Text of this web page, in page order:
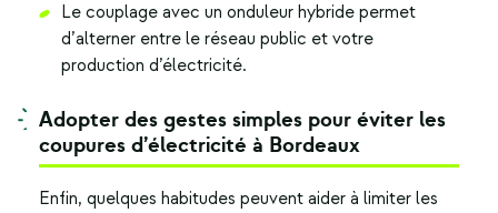
Le couplage avec un onduleur hybride permet
d’alterner entre le réseau public et votre
production d’électricité.
Adopter des gestes simples pour éviter les
coupures d’électricité à Bordeaux
Enfin, quelques habitudes peuvent aider à limiter les